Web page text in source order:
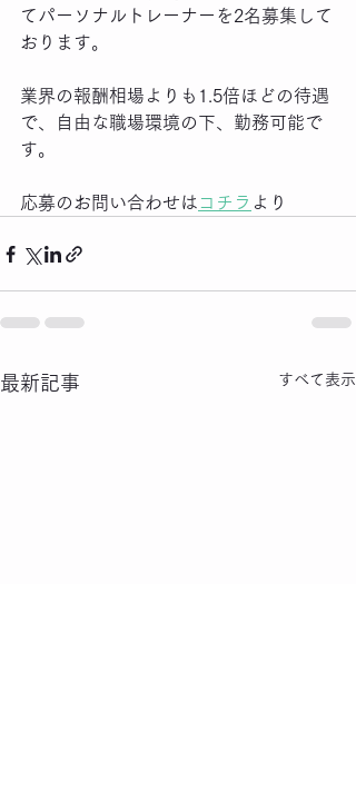
てパーソナルトレーナーを2名募集して
おります。
業界の報酬相場よりも1.5倍ほどの待遇
で、自由な職場環境の下、勤務可能で
す。
応募のお問い合わせは コチラ より
最新記事 すべて表示